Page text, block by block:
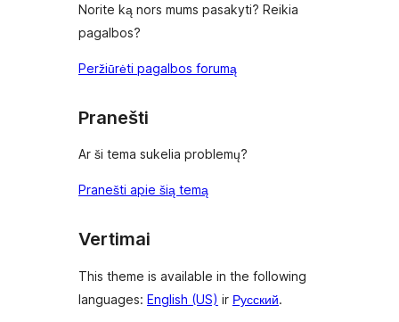
Norite ką nors mums pasakyti? Reikia
pagalbos?
Peržiūrėti pagalbos forumą
Pranešti
Ar ši tema sukelia problemų?
Pranešti apie šią temą
Vertimai
This theme is available in the following
languages: English (US) ir Русский.